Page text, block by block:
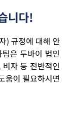
니다!
) 규정에 대해 안
은 두바이 법인
자 등 전반적인
움이 필요하시면